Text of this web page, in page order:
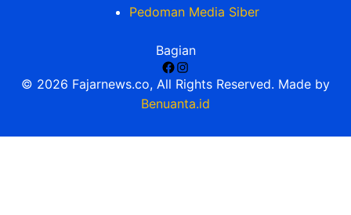
Pedoman Media Siber
Bagian
Facebook
Instagram
© 2026 Fajarnews.co, All Rights Reserved. Made by
Benuanta.id